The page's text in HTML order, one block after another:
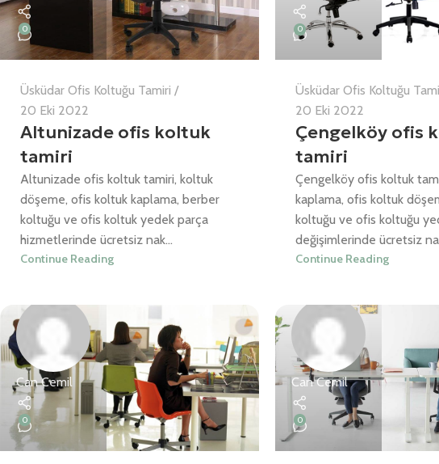
0
Üsküdar Ofis Koltuğu Tamiri
20 Eki 2022
Altunizade ofis koltuk
tamiri
Altunizade ofis koltuk tamiri, koltuk
döşeme, ofis koltuk kaplama, berber
koltuğu ve ofis koltuk yedek parça
hizmetlerinde ücretsiz nak...
Continue Reading
0
Üsküdar Ofis Koltuğu
20 Eki 2022
Çengelköy ofis
tamiri
Çengelköy ofis koltuk
kaplama, ofis koltuk
koltuğu ve ofis koltuğu
değişimlerinde ücretsiz
Continue Reading
Can Cemil
0
Can Cemil
0